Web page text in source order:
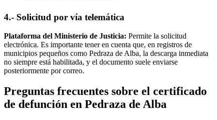
4.- Solicitud por vía telemática
Plataforma del Ministerio de Justicia: Permite la solicitud
electrónica. Es importante tener en cuenta que, en registros de
municipios pequeños como Pedraza de Alba, la descarga inmediata
no siempre está habilitada, y el documento suele enviarse
posteriormente por correo.
Preguntas frecuentes sobre el certificado
de defunción en Pedraza de Alba